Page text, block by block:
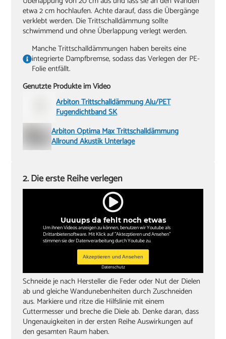
etwa 2 cm hochlaufen. Achte darauf, dass die Übergänge
verklebt werden. Die Trittschalldämmung sollte
schwimmend und ohne Überlappung verlegt werden.
Manche Trittschalldämmungen haben bereits eine
integrierte Dampfbremse, sodass das Verlegen der PE-
Folie entfällt.
Genutzte Produkte im Video
Arbiton Trittschalldämmung Alu/PET
Fugendichtband SK
Arbiton Optima Max Trittschalldämmung
Allround Akustik Unterlage
Uuuups da fehlt noch etwas
Um ihnen Videos anzeigen zu können, benutzen wir Youtube als
Drittanbietersoftware. Mit Klick auf "Aktezptieren und Ansehen"
stimmen sie der Datenverarbeitung durch Youtube zu.
Akzeptieren und Ansehen
Datenschutz
2. Die erste Reihe verlegen
Schneide je nach Hersteller die Feder oder Nut der Dielen
ab und gleiche Wandunebenheiten durch Zuschneiden
aus. Markiere und ritze die Hilfslinie mit einem
Cuttermesser und breche die Diele ab. Denke daran, dass
Ungenauigkeiten in der ersten Reihe Auswirkungen auf
den gesamten Raum haben.